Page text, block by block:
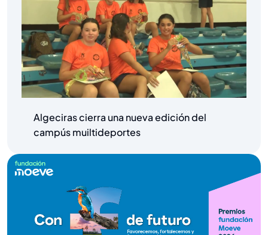
Algeciras cierra una nueva edición del
campús muiltideportes